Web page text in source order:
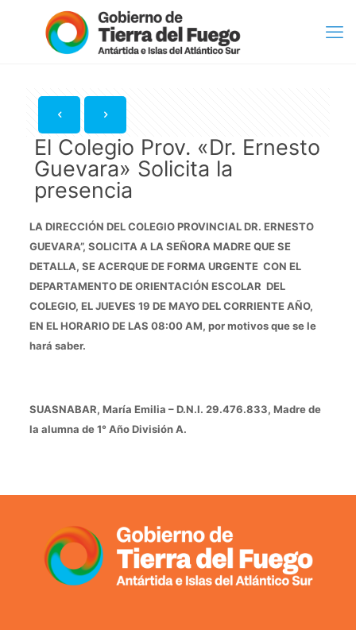
El Colegio Prov. «Dr. Ernesto
Guevara» Solicita la
presencia
LA DIRECCIÓN DEL COLEGIO PROVINCIAL DR. ERNESTO
GUEVARA”, SOLICITA A LA SEÑORA MADRE QUE SE
DETALLA, SE ACERQUE DE FORMA URGENTE CON EL
DEPARTAMENTO DE ORIENTACIÓN ESCOLAR DEL
COLEGIO, EL JUEVES 19 DE MAYO DEL CORRIENTE AÑO,
EN EL HORARIO DE LAS 08:00 AM, por motivos que se le
hará saber.
SUASNABAR, María Emilia – D.N.I. 29.476.833, Madre de
la alumna de 1° Año División A.